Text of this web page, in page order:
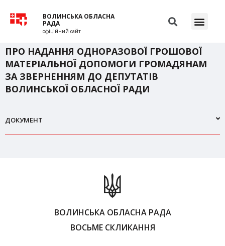
ВОЛИНСЬКА ОБЛАСНА
РАДА
офіційний сайт
ПРО НАДАННЯ ОДНОРАЗОВОЇ ГРОШОВОЇ
МАТЕРІАЛЬНОЇ ДОПОМОГИ ГРОМАДЯНАМ
ЗА ЗВЕРНЕННЯМ ДО ДЕПУТАТІВ
ВОЛИНСЬКОЇ ОБЛАСНОЇ РАДИ
ДОКУМЕНТ
ВОЛИНСЬКА ОБЛАСНА РАДА
ВОСЬМЕ СКЛИКАННЯ